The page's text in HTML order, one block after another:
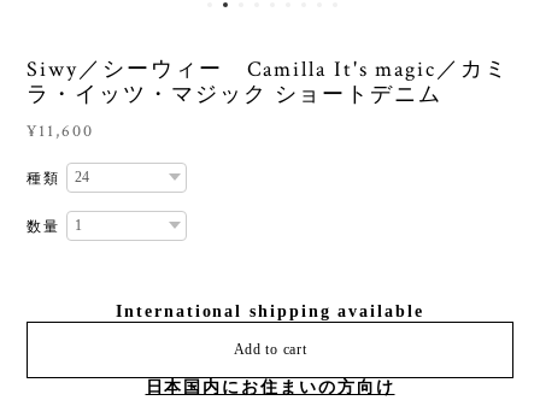
Siwy／シーウィー Camilla It's magic／カミ
ラ・イッツ・マジック ショートデニム
¥11,600
種類
数量
International shipping available
Add to cart
日本国内にお住まいの方向け